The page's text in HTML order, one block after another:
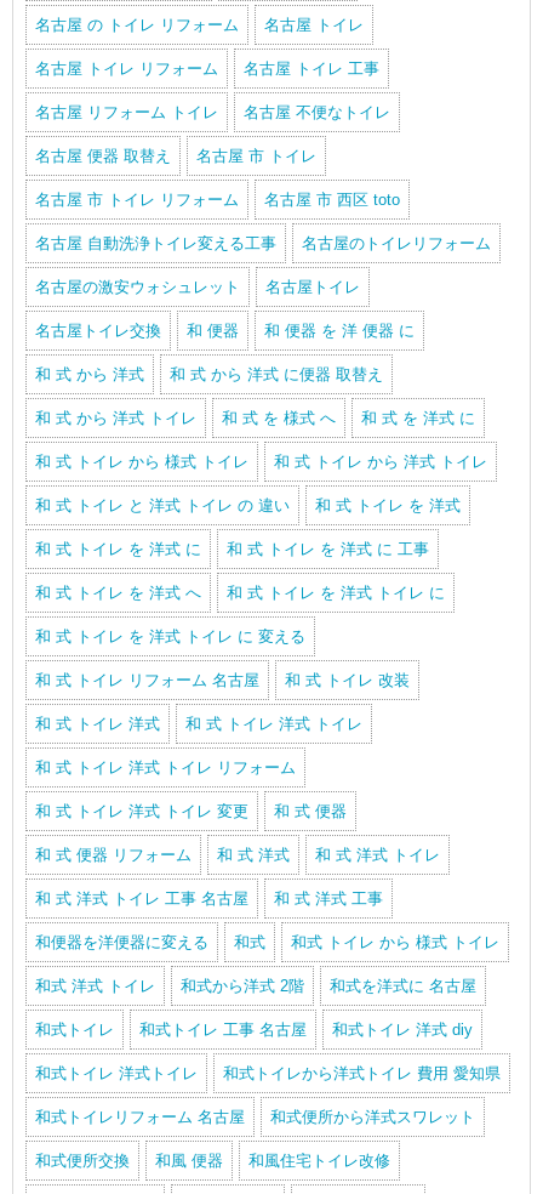
名古屋 の トイレ リフォーム 名古屋 トイレ
名古屋 トイレ リフォーム 名古屋 トイレ 工事
名古屋 リフォーム トイレ 名古屋 不便なトイレ
名古屋 便器 取替え 名古屋 市 トイレ
名古屋 市 トイレ リフォーム 名古屋 市 西区 toto
名古屋 自動洗浄トイレ変える工事 名古屋のトイレリフォーム
名古屋の激安ウォシュレット 名古屋トイレ
名古屋トイレ交換 和 便器 和 便器 を 洋 便器 に
和 式 から 洋式 和 式 から 洋式 に便器 取替え
和 式 から 洋式 トイレ 和 式 を 様式 へ 和 式 を 洋式 に
和 式 トイレ から 様式 トイレ 和 式 トイレ から 洋式 トイレ
和 式 トイレ と 洋式 トイレ の 違い 和 式 トイレ を 洋式
和 式 トイレ を 洋式 に 和 式 トイレ を 洋式 に 工事
和 式 トイレ を 洋式 へ 和 式 トイレ を 洋式 トイレ に
和 式 トイレ を 洋式 トイレ に 変える
和 式 トイレ リフォーム 名古屋 和 式 トイレ 改装
和 式 トイレ 洋式 和 式 トイレ 洋式 トイレ
和 式 トイレ 洋式 トイレ リフォーム
和 式 トイレ 洋式 トイレ 変更 和 式 便器
和 式 便器 リフォーム 和 式 洋式 和 式 洋式 トイレ
和 式 洋式 トイレ 工事 名古屋 和 式 洋式 工事
和便器を洋便器に変える 和式 和式 トイレ から 様式 トイレ
和式 洋式 トイレ 和式から洋式 2階 和式を洋式に 名古屋
和式トイレ 和式トイレ 工事 名古屋 和式トイレ 洋式 diy
和式トイレ 洋式トイレ 和式トイレから洋式トイレ 費用 愛知県
和式トイレリフォーム 名古屋 和式便所から洋式スワレット
和式便所交換 和風 便器 和風住宅トイレ改修